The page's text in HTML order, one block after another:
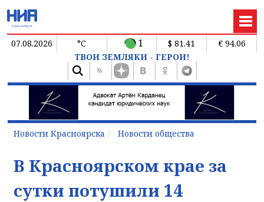
07.08.2026 °C 1 $ 81.41
€ 94.06
ТВОИ ЗЕМЛЯКИ - ГЕРОИ!
Новости Красноярска Новости общества
В Красноярском крае за
сутки потушили 14